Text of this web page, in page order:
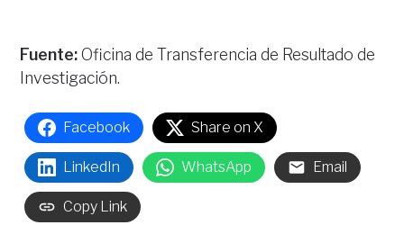
Fuente:Oficina de Transferencia de Resultado de
Investigación.
Facebook Share on X
LinkedIn WhatsApp Email
Copy Link